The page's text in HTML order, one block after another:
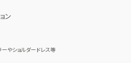
ン
やショルダードレス等